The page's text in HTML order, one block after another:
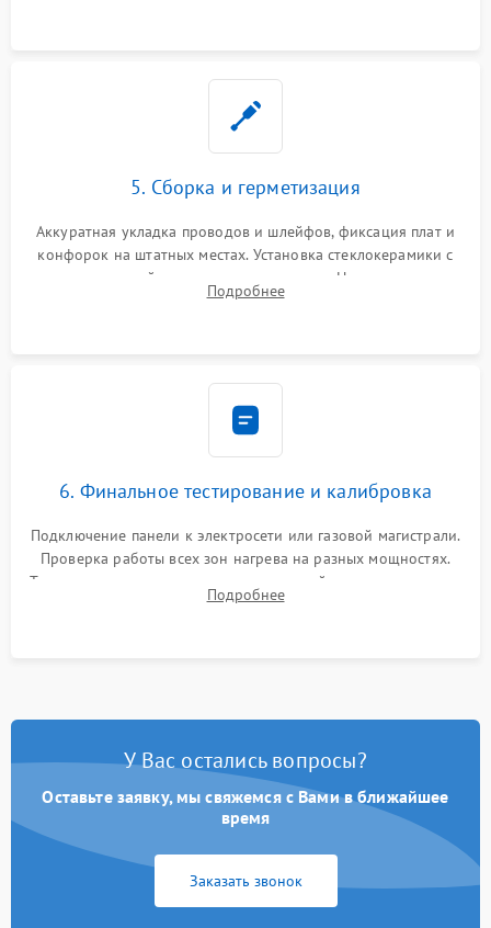
5. Сборка и герметизация
Аккуратная укладка проводов и шлейфов, фиксация плат и
конфорок на штатных местах. Установка стеклокерамики с
проверкой равномерности зазоров. Нанесение
термостойкого герметика или укладка уплотнительной
Подробнее
6. Финальное тестирование и калибровка
Подключение панели к электросети или газовой магистрали.
Проверка работы всех зон нагрева на разных мощностях.
Тестирование сенсорного управления, таймера, индикаторов
остаточного тепла и систем защиты от перегрева.
Подробнее
У Вас остались вопросы?
Оставьте заявку, мы свяжемся с Вами в ближайшее
время
Заказать звонок